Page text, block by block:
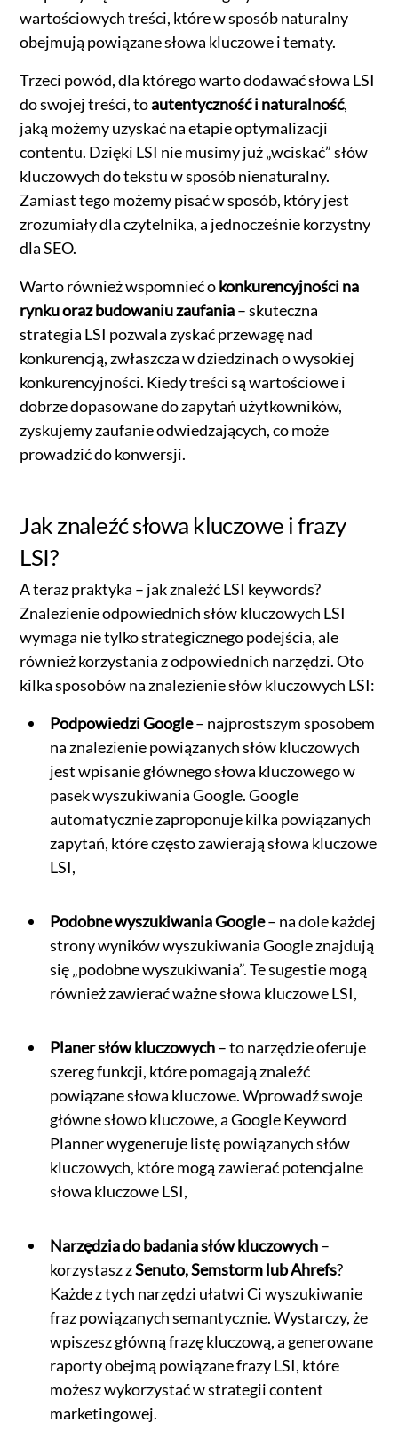
wartościowych treści, które w sposób naturalny
obejmują powiązane słowa kluczowe i tematy.
Trzeci powód, dla którego warto dodawać słowa LSI
do swojej treści, toautentyczność i naturalność,
jaką możemy uzyskać na etapie optymalizacji
contentu. Dzięki LSI nie musimy już „wciskać” słów
kluczowych do tekstu w sposób nienaturalny.
Zamiast tego możemy pisać w sposób, który jest
zrozumiały dla czytelnika, a jednocześnie korzystny
dla SEO.
Warto również wspomnieć okonkurencyjności na
rynku oraz budowaniu zaufania– skuteczna
strategia LSI pozwala zyskać przewagę nad
konkurencją, zwłaszcza w dziedzinach o wysokiej
konkurencyjności. Kiedy treści są wartościowe i
dobrze dopasowane do zapytań użytkowników,
zyskujemy zaufanie odwiedzających, co może
prowadzić do konwersji.
Jak znaleźć słowa kluczowe i frazy
LSI?
A teraz praktyka – jak znaleźć LSI keywords?
Znalezienie odpowiednich słów kluczowych LSI
wymaga nie tylko strategicznego podejścia, ale
również korzystania z odpowiednich narzędzi. Oto
kilka sposobów na znalezienie słów kluczowych LSI:
Podpowiedzi Google– najprostszym sposobem
na znalezienie powiązanych słów kluczowych
jest wpisanie głównego słowa kluczowego w
pasek wyszukiwania Google. Google
automatycznie zaproponuje kilka powiązanych
zapytań, które często zawierają słowa kluczowe
LSI,
Podobne wyszukiwania Google– na dole każdej
strony wyników wyszukiwania Google znajdują
się „podobne wyszukiwania”. Te sugestie mogą
również zawierać ważne słowa kluczowe LSI,
Planer słów kluczowych– to narzędzie oferuje
szereg funkcji, które pomagają znaleźć
powiązane słowa kluczowe. Wprowadź swoje
główne słowo kluczowe, a Google Keyword
Planner wygeneruje listę powiązanych słów
kluczowych, które mogą zawierać potencjalne
słowa kluczowe LSI,
Narzędzia do badania słów kluczowych–
korzystasz zSenuto, Semstorm lub Ahrefs?
Każde z tych narzędzi ułatwi Ci wyszukiwanie
fraz powiązanych semantycznie. Wystarczy, że
wpiszesz główną frazę kluczową, a generowane
raporty obejmą powiązane frazy LSI, które
możesz wykorzystać w strategii content
marketingowej.